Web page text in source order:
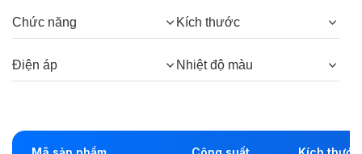
Kiểu lắp đặt:Lắp nổi
Kích thước
90x90x90mm
Chức năng Kích thước
Điện áp Nhiệt độ màu